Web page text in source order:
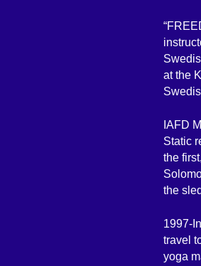
at the
IAFD
Static
the
the
1997-
travel
yoga